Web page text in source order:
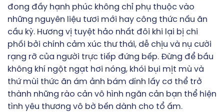
đong đầy hạnh phúc không chỉ phụ thuộc vào
những nguyên liệu tươi mới hay công thức nấu ăn
cầu kỳ. Hương vị tuyệt hảo nhất đôi khi lại bị chi
phối bởi chính cảm xúc thư thái, dễ chịu và nụ cười
rạng rỡ của người trực tiếp đứng bếp. Đừng để bầu
không khí ngột ngạt hơi nóng, khói bụi mịt mù và
thứ mùi thức ăn ám ảnh bám dính lấy cơ thể trở
thành những rào cản vô hình ngăn cản bạn thể hiện
tình yêu thương vô bờ bến dành cho tổ ấm.